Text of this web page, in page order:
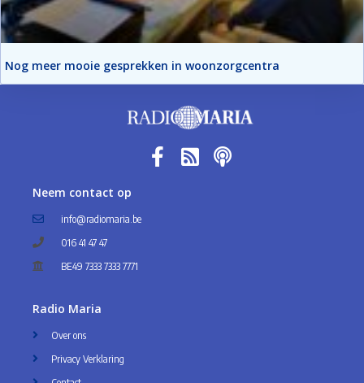
Nog meer mooie gesprekken in woonzorgcentra
Neem contact op
info@radiomaria.be
016 41 47 47
BE49 7333 7333 7771
Radio Maria
Over ons
Privacy Verklaring